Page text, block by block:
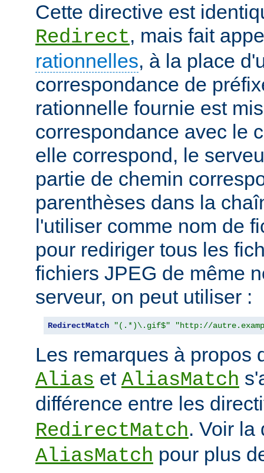
Cette directive est
Redirect, mais fait
rationnelles, à la place
correspondance de
rationnelle fournie est
correspondance avec le
elle correspond, le
partie de chemin
parenthèses dans la
l'utiliser comme nom de
pour rediriger tous les
fichiers JPEG de même
serveur, on peut utiliser :
RedirectMatch "(.*)\.gif$" "http://
Les remarques à propos
Alias et AliasMatch
différence entre les
RedirectMatch. Voir la
AliasMatch pour plus